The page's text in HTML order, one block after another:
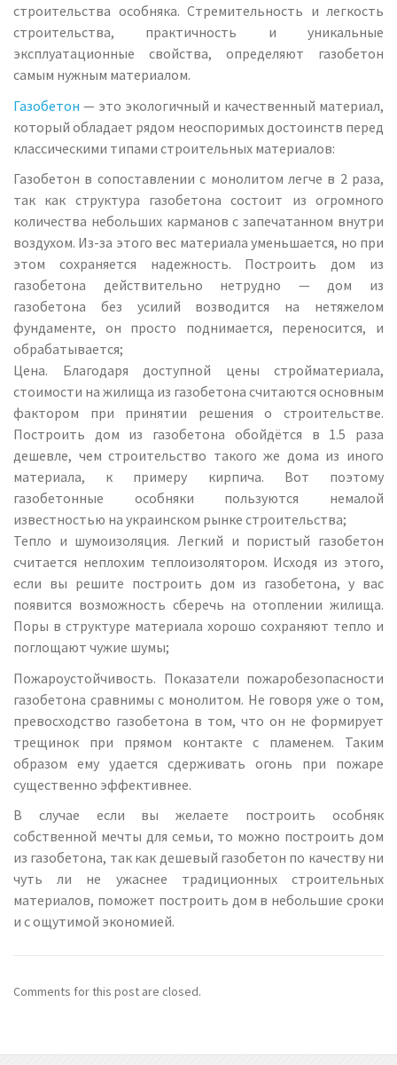
строительства особняка. Стремительность и легкость
строительства, практичность и уникальные
эксплуатационные свойства, определяют газобетон
самым нужным материалом.
Газобетон — это экологичный и качественный материал,
который обладает рядом неоспоримых достоинств перед
классическими типами строительных материалов:
Газобетон в сопоставлении с монолитом легче в 2 раза,
так как структура газобетона состоит из огромного
количества небольших карманов с запечатанном внутри
воздухом. Из-за этого вес материала уменьшается, но при
этом сохраняется надежность. Построить дом из
газобетона действительно нетрудно — дом из
газобетона без усилий возводится на нетяжелом
фундаменте, он просто поднимается, переносится, и
обрабатывается;
Цена. Благодаря доступной цены стройматериала,
стоимости на жилища из газобетона считаются основным
фактором при принятии решения о строительстве.
Построить дом из газобетона обойдётся в 1.5 раза
дешевле, чем строительство такого же дома из иного
материала, к примеру кирпича. Вот поэтому
газобетонные особняки пользуются немалой
известностью на украинском рынке строительства;
Тепло и шумоизоляция. Легкий и пористый газобетон
считается неплохим теплоизолятором. Исходя из этого,
если вы решите построить дом из газобетона, у вас
появится возможность сберечь на отоплении жилища.
Поры в структуре материала хорошо сохраняют тепло и
поглощают чужие шумы;
Пожароустойчивость. Показатели пожаробезопасности
газобетона сравнимы с монолитом. Не говоря уже о том,
превосходство газобетона в том, что он не формирует
трещинок при прямом контакте с пламенем. Таким
образом ему удается сдерживать огонь при пожаре
существенно эффективнее.
В случае если вы желаете построить особняк
собственной мечты для семьи, то можно построить дом
из газобетона, так как дешевый газобетон по качеству ни
чуть ли не ужаснее традиционных строительных
материалов, поможет построить дом в небольшие сроки
и с ощутимой экономией.
Comments for this post are closed.